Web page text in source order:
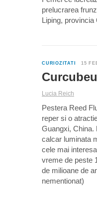
prelucrarea
Liping, provincia
CURIOZITATI 15
Lucia Reich
Pestera Reed
reper si o
Guangxi, China.
calcar luminata
cele mai
vreme de peste
de milioane de
nementionat)